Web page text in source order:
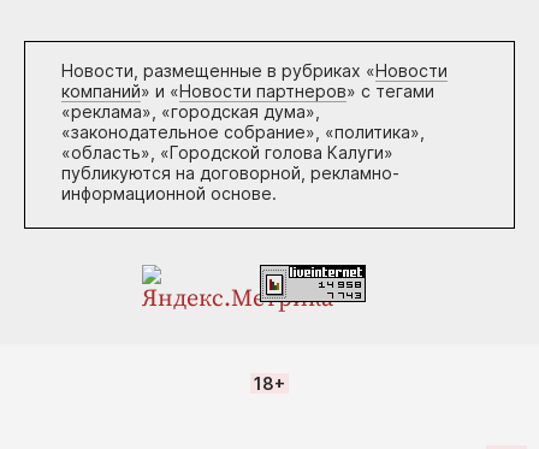
Новости, размещенные в рубриках «Новости
компаний» и «Новости партнеров» с тегами
«реклама», «городская дума»,
«законодательное собрание», «политика»,
«область», «Городской голова Калуги»
публикуются на договорной, рекламно-
информационной основе.
18+